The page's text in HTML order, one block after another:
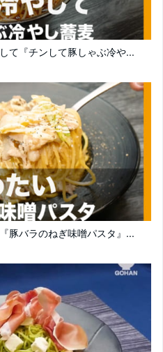
て『チンして豚しゃぶ冷や...
豚バラのねぎ味噌パスタ』...